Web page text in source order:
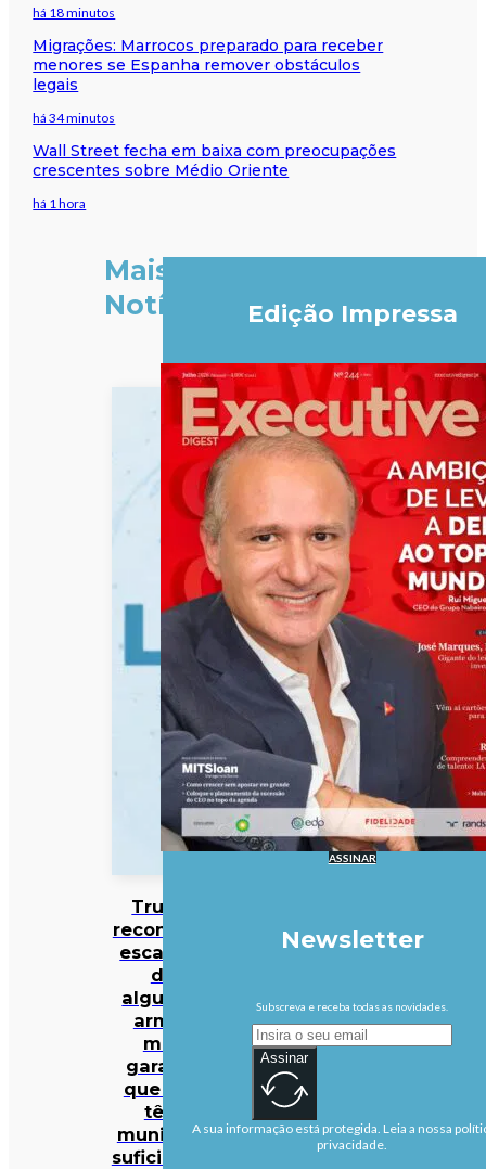
há 18 minutos
Migrações: Marrocos preparado para receber
menores se Espanha remover obstáculos
legais
há 34 minutos
Wall Street fecha em baixa com preocupações
crescentes sobre Médio Oriente
há 1 hora
Mais
Notícias
Trump
reconhece
escassez
de
algumas
armas
mas
garante
que EUA
têm
munições
suficientes
Edição Impressa
ASSINAR
Newsletter
Subscreva e receba todas as novidades.
Assinar
A sua informação está protegida. Leia a nossa
privacidade.